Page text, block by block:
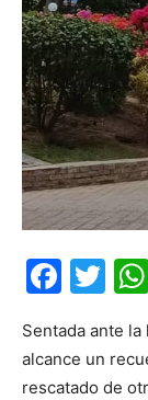
Sentada ante
alcance un
rescatado de